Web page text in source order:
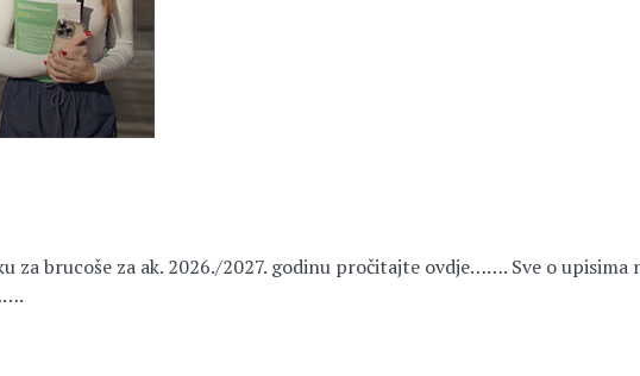
za brucoše za ak. 2026./2027. godinu pročitajte ovdje……. Sve o